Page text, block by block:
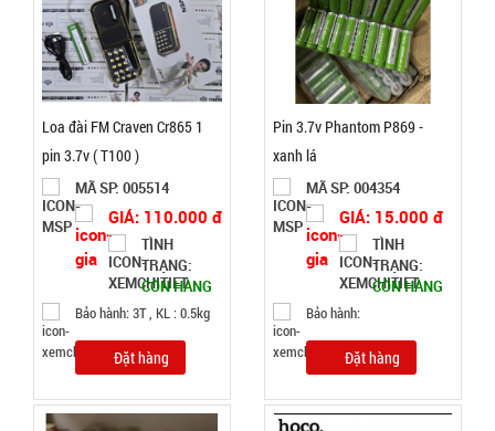
Máy xông
tinh dầu
Humi loại
vỏ Trắng
Chữ T xịn
19.000 đ
Loa đài FM Craven Cr865 1
pin 3.7v ( T100 )
MÃ SP: 005514
GIÁ: 110.000 đ
TÌNH
TRẠNG:
CÒN HÀNG
Bảo hành: 3T , KL : 0.5kg
Đặt hàng
Pin 3.7v Phantom P869 -
xanh lá
MÃ SP: 004354
GIÁ: 15.000 đ
TÌNH
TRẠNG:
CÒN HÀNG
Bảo hành:
Đặt hàng